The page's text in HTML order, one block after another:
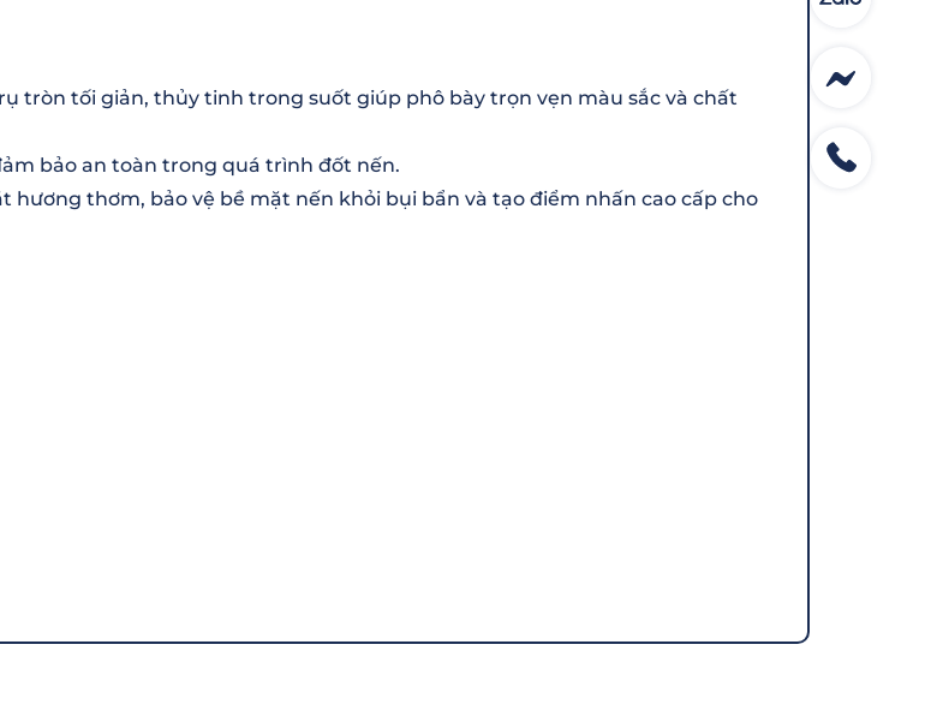
tròn tối giản, thủy tinh trong suốt giúp phô bày trọn vẹn màu sắc và chất
bảo an toàn trong quá trình đốt nến.
hương thơm, bảo vệ bề mặt nến khỏi bụi bẩn và tạo điểm nhấn cao cấp cho